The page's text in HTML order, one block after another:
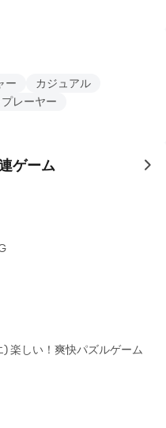
ー
カジュアル
レーヤー
ゲーム to
楽しい！爽快パズルゲーム